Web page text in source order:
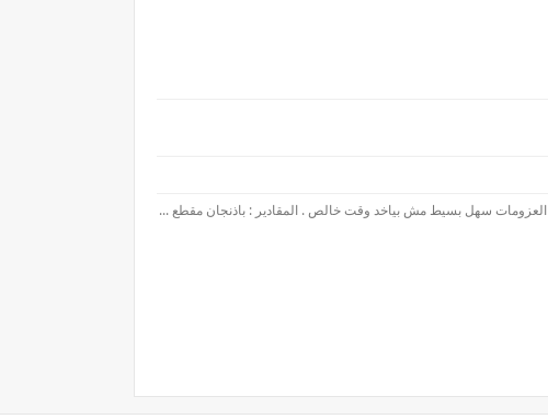
سهل بسيط مش بياخد وقت خالص . المقادير : باذنجان مقطع ...